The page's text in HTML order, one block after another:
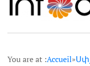
You are at :Accueil»